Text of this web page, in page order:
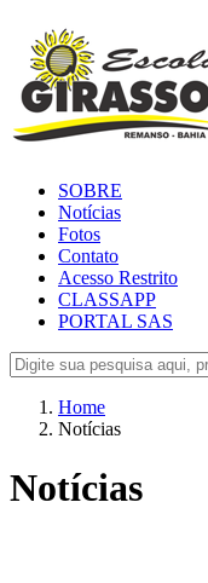
SOBRE
Notícias
Fotos
Contato
Acesso Restrito
CLASSAPP
PORTAL SAS
Home
Notícias
Notícias